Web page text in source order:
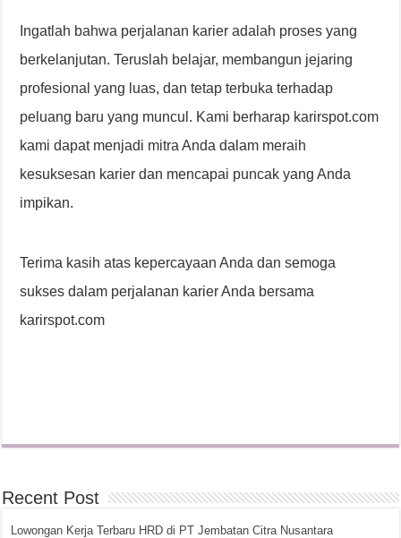
Ingatlah bahwa perjalanan karier adalah proses yang
berkelanjutan. Teruslah belajar, membangun jejaring
profesional yang luas, dan tetap terbuka terhadap
peluang baru yang muncul. Kami berharap karirspot.com
kami dapat menjadi mitra Anda dalam meraih
kesuksesan karier dan mencapai puncak yang Anda
impikan.
Terima kasih atas kepercayaan Anda dan semoga
sukses dalam perjalanan karier Anda bersama
karirspot.com
Recent Post
Lowongan Kerja Terbaru HRD di PT Jembatan Citra Nusantara